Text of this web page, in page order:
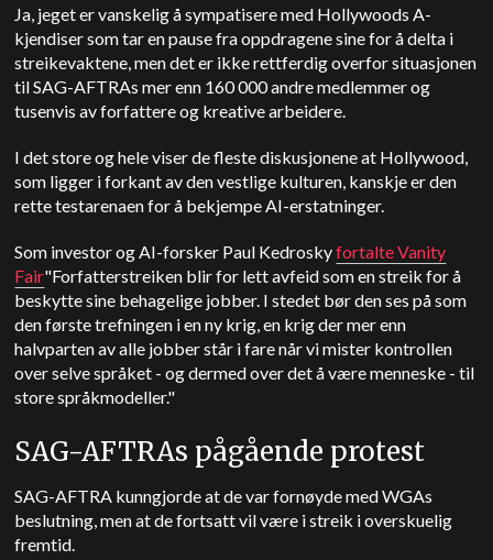
Ja, jeget er vanskelig å sympatisere med Hollywoods A-
kjendiser som tar en pause fra oppdragene sine for å delta i
streikevaktene, men det er ikke rettferdig overfor situasjonen
til SAG-AFTRAs mer enn 160 000 andre medlemmer og
tusenvis av forfattere og kreative arbeidere.
I det store og hele viser de fleste diskusjonene at Hollywood,
som ligger i forkant av den vestlige kulturen, kanskje er den
rette testarenaen for å bekjempe AI-erstatninger.
Som investor og AI-forsker Paul Kedroskyfortalte Vanity
Fair"Forfatterstreiken blir for lett avfeid som en streik for å
beskytte sine behagelige jobber. I stedet bør den ses på som
den første trefningen i en ny krig, en krig der mer enn
halvparten av alle jobber står i fare når vi mister kontrollen
over selve språket - og dermed over det å være menneske - til
store språkmodeller."
SAG-AFTRAs pågående protest
SAG-AFTRA kunngjorde at de var fornøyde med WGAs
beslutning, men at de fortsatt vil være i streik i overskuelig
fremtid.